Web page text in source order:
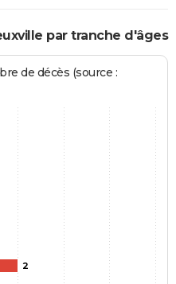
par tranche d'âges
de décès (source :
2